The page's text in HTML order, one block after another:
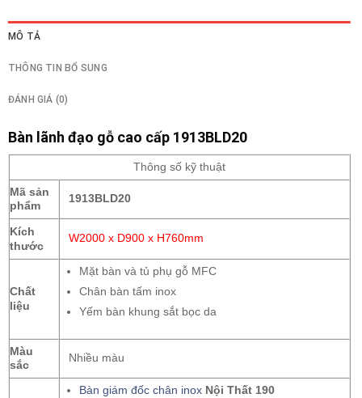
MÔ TẢ
THÔNG TIN BỔ SUNG
ĐÁNH GIÁ (0)
Bàn lãnh đạo gỗ cao cấp 1913BLD20
Thông số kỹ thuật
Mã sản
phẩm
1913BLD20
Kích
thước
W2000 x D900 x H760mm
Chất
liệu
Mặt bàn và tủ phụ gỗ MFC
Chân bàn tấm inox
Yếm bàn khung sắt bọc da
Màu
sắc
Nhiều màu
Bàn giám đốc chân inox Nội Thất 190